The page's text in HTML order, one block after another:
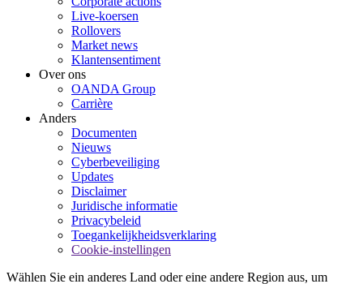
Live-koersen
Rollovers
Market news
Klantensentiment
Over ons
OANDA Group
Carrière
Anders
Documenten
Nieuws
Cyberbeveiliging
Updates
Disclaimer
Juridische informatie
Privacybeleid
Toegankelijkheidsverklaring
Cookie-instellingen
Wählen Sie ein anderes Land oder eine andere Region aus, um